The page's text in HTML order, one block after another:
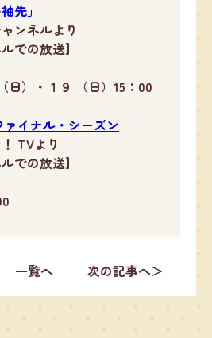
先」
ンネルより
での放送】
日）・１９ （日）15：00
イナル・シーズン
TVより
での放送】
一覧へ 次の記事へ＞